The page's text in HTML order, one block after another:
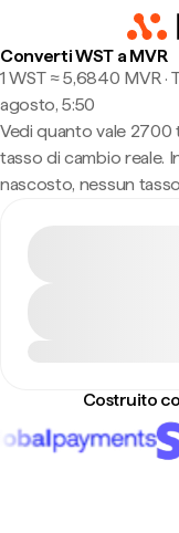
Converti WST a MVR
1 WST ≈ 5,6840 MVR ·
agosto, 5:50
Vedi quanto vale 2700
tasso di cambio reale.
nascosto, nessun
Costruito